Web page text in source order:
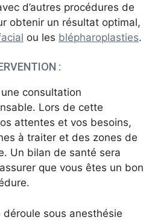
d’autres procédures de
obtenir un résultat optimal,
ou les blépharoplasties.
:
consultation
Lors de cette
attentes et vos besoins,
à traiter et des zones de
Un bilan de santé sera
que vous êtes un bon
sous anesthésie